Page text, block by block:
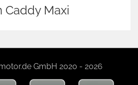
Caddy Maxi
GmbH 2020 - 2026